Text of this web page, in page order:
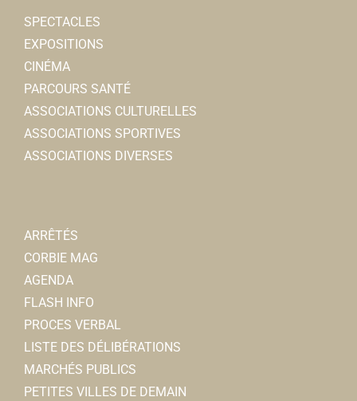
SPECTACLES
EXPOSITIONS
CINÉMA
PARCOURS SANTÉ
ASSOCIATIONS CULTURELLES
ASSOCIATIONS SPORTIVES
ASSOCIATIONS DIVERSES
ARRÊTÉS
CORBIE MAG
AGENDA
FLASH INFO
PROCES VERBAL
LISTE DES DÉLIBÉRATIONS
MARCHÉS PUBLICS
PETITES VILLES DE DEMAIN